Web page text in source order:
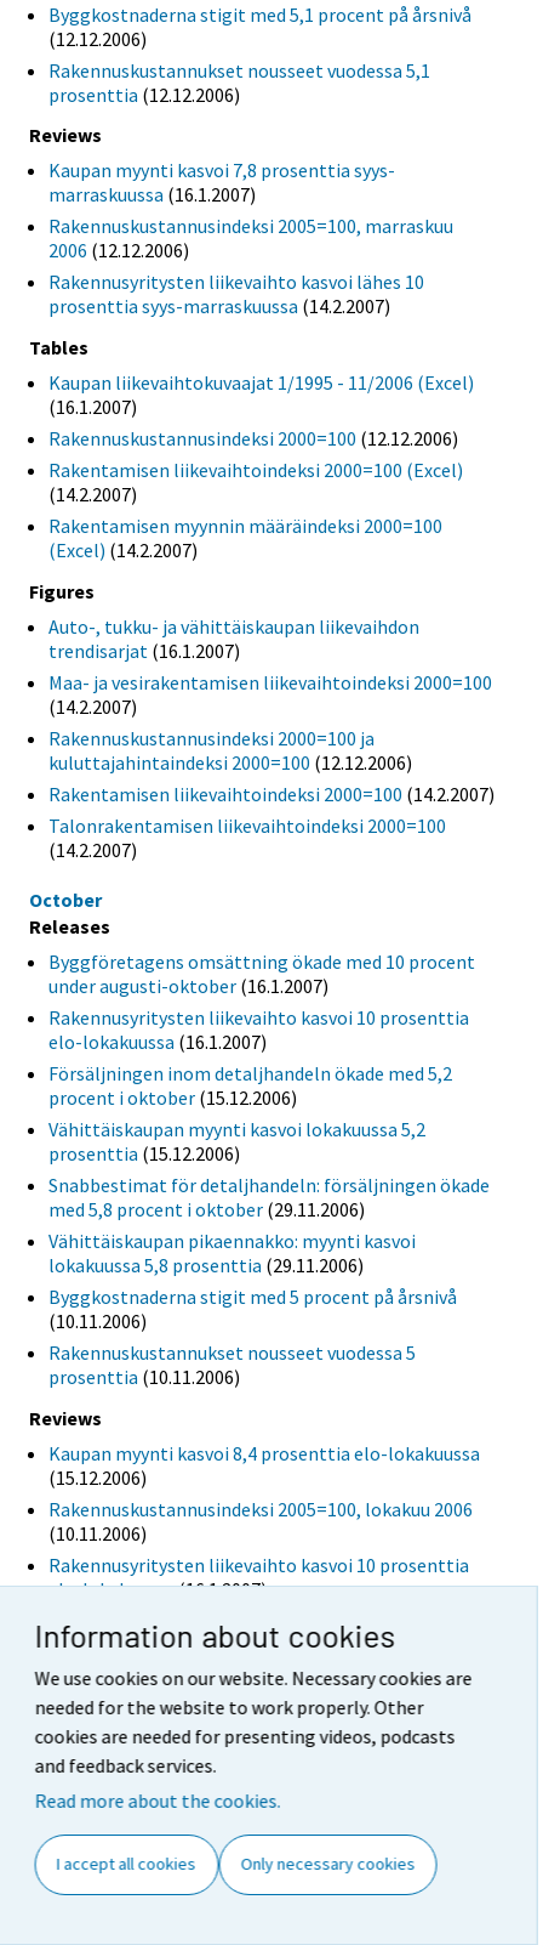
Information about cookies
We use cookies on our website. Necessary cookies are
needed for the website to work properly. Other
cookies are needed for presenting videos, podcasts
and feedback services.
Read more about the cookies.
I accept all cookies Only necessary cookies
Byggkostnaderna stigit med 5,1 procent på årsnivå
(12.12.2006)
Rakennuskustannukset nousseet vuodessa 5,1
prosenttia (12.12.2006)
Reviews
Kaupan myynti kasvoi 7,8 prosenttia syys-
marraskuussa (16.1.2007)
Rakennuskustannusindeksi 2005=100, marraskuu
2006 (12.12.2006)
Rakennusyritysten liikevaihto kasvoi lähes 10
prosenttia syys-marraskuussa (14.2.2007)
Tables
Kaupan liikevaihtokuvaajat 1/1995 - 11/2006 (Excel)
(16.1.2007)
Rakennuskustannusindeksi 2000=100 (12.12.2006)
Rakentamisen liikevaihtoindeksi 2000=100 (Excel)
(14.2.2007)
Rakentamisen myynnin määräindeksi 2000=100
(Excel) (14.2.2007)
Figures
Auto-, tukku- ja vähittäiskaupan liikevaihdon
trendisarjat (16.1.2007)
Maa- ja vesirakentamisen liikevaihtoindeksi 2000=100
(14.2.2007)
Rakennuskustannusindeksi 2000=100 ja
kuluttajahintaindeksi 2000=100 (12.12.2006)
Rakentamisen liikevaihtoindeksi 2000=100 (14.2.2007)
Talonrakentamisen liikevaihtoindeksi 2000=100
(14.2.2007)
October
Releases
Byggföretagens omsättning ökade med 10 procent
under augusti-oktober (16.1.2007)
Rakennusyritysten liikevaihto kasvoi 10 prosenttia
elo-lokakuussa (16.1.2007)
Försäljningen inom detaljhandeln ökade med 5,2
procent i oktober (15.12.2006)
Vähittäiskaupan myynti kasvoi lokakuussa 5,2
prosenttia (15.12.2006)
Snabbestimat för detaljhandeln: försäljningen ökade
med 5,8 procent i oktober (29.11.2006)
Vähittäiskaupan pikaennakko: myynti kasvoi
lokakuussa 5,8 prosenttia (29.11.2006)
Byggkostnaderna stigit med 5 procent på årsnivå
(10.11.2006)
Rakennuskustannukset nousseet vuodessa 5
prosenttia (10.11.2006)
Reviews
Kaupan myynti kasvoi 8,4 prosenttia elo-lokakuussa
(15.12.2006)
Rakennuskustannusindeksi 2005=100, lokakuu 2006
(10.11.2006)
Rakennusyritysten liikevaihto kasvoi 10 prosenttia
elo-lokakuussa(16.1.2007)
Tables
(15.12.2006)
Rakennuskustannusindeksi 2000=100(10.11.2006)
Rakentamisen liikevaihtoindeksi 2000=100 (Excel)
(16.1.2007)
Rakentamisen myynnin määräindeksi 2000=100
(Excel)(16.1.2007)
Figures